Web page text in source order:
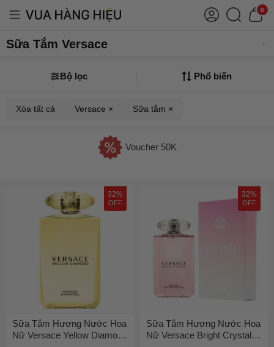
0
Sữa Tắm Versace
Bộ lọc Phổ biến
Xóa tất cả Versace × Sữa tắm ×
Voucher 50K
32%
OFF
Sữa Tắm Hương Nước Hoa
Nữ Versace Yellow Diamond
32%
OFF
Sữa Tắm Hương Nước Hoa
Nữ Versace Bright Crystal